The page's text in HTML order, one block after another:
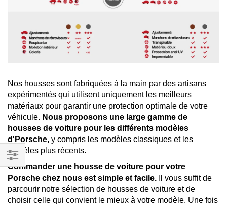
Nos housses sont fabriquées à la main par des artisans
expérimentés qui utilisent uniquement les meilleurs
matériaux pour garantir une protection optimale de votre
véhicule. Nous proposons une large gamme de
housses de voiture pour les différents modèles
d'Porsche, y compris les modèles classiques et les
modèles plus récents.
Commander une housse de voiture pour votre
Porsche chez nous est simple et facile. Il vous suffit de
parcourir notre sélection de housses de voiture et de
choisir celle qui convient le mieux à votre modèle. Une fois
Filtrer
par